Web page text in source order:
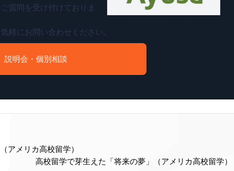
質問を受け付けておりま
軽にお問い合わせください。
説明会・個別相談
アメリカ高校留学）
高校留学で芽生えた「将来の夢」（アメリカ高校留学）